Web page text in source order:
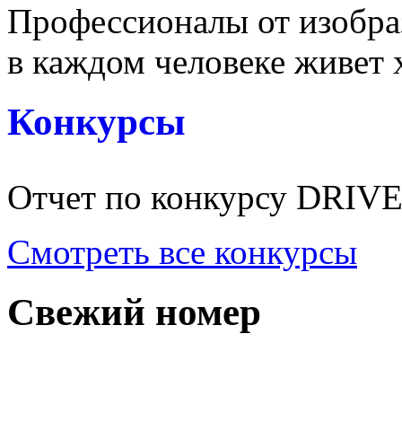
Профессионалы от
в каждом человеке живет
Конкурсы
Отчет по конкурсу
Смотреть все конкурсы
Свежий номер